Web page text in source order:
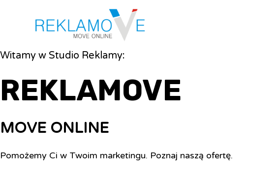
Witamy w Studio Reklamy:
REKLAMOVE
MOVE ONLINE
Pomożemy Ci w Twoim marketingu. Poznaj naszą ofertę.